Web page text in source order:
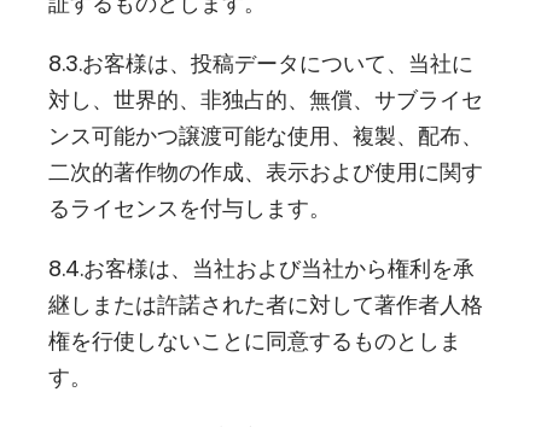
8.3.お客様は、投稿データについて、当社に
対し、世界的、非独占的、無償、サブライセ
ンス可能かつ譲渡可能な使用、複製、配布、
二次的著作物の作成、表示および使用に関す
るライセンスを付与します。
8.4.お客様は、当社および当社から権利を承
継しまたは許諾された者に対して著作者人格
権を行使しないことに同意するものとしま
す。